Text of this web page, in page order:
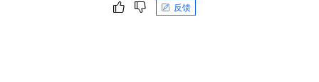
反馈